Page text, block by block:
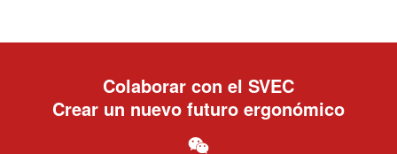
Colaborar con el SVEC
Crear un nuevo futuro ergonómico